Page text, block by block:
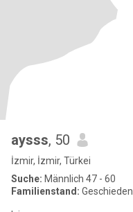
aysss, 50
İzmir, İzmir, Türkei
Suche: Männlich 47 - 60
Familienstand: Geschieden